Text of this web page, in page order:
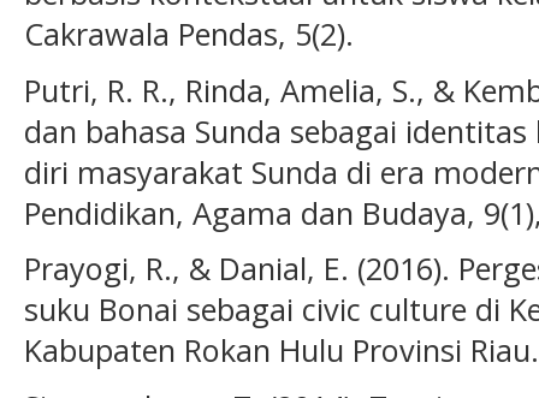
Cakrawala Pendas, 5(2).
Putri, R. R., Rinda, Amelia, S., &
dan bahasa Sunda sebagai
diri masyarakat Sunda di era
Pendidikan, Agama dan Budaya,
Prayogi, R., & Danial, E. (2016).
suku Bonai sebagai civic culture di
Kabupaten Rokan Hulu Provinsi